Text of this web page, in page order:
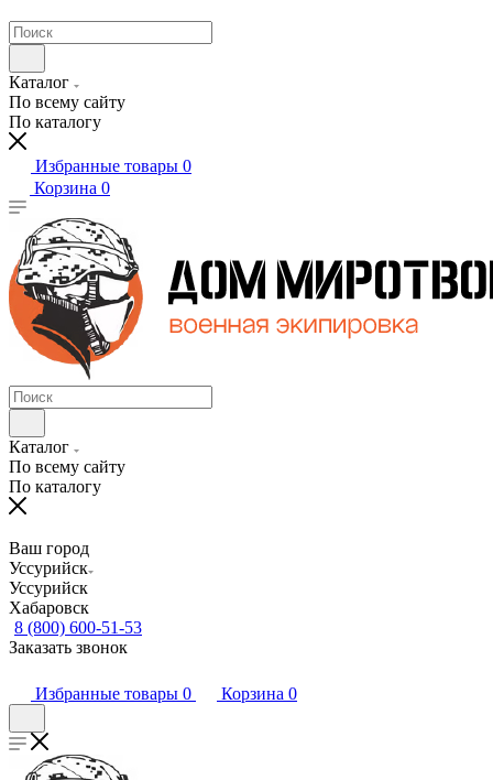
Каталог
По всему сайту
По каталогу
Избранные товары 0
Корзина 0
Каталог
По всему сайту
По каталогу
Ваш город
Уссурийск
Уссурийск
Хабаровск
8 (800) 600-51-53
Заказать звонок
Избранные товары 0 Корзина 0